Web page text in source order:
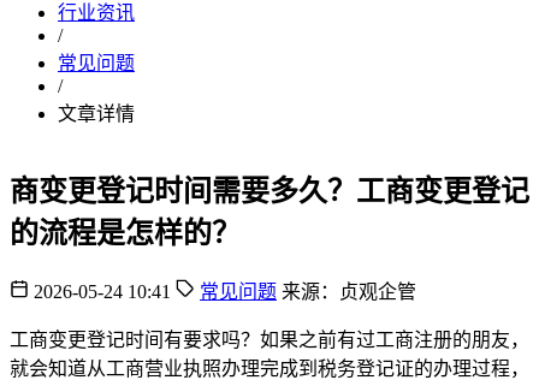
行业资讯
/
常见问题
/
文章详情
商变更登记时间需要多久？工商变更登记
的流程是怎样的？
2026-05-24 10:41 常见问题 来源：贞观企管
工商变更登记时间有要求吗？如果之前有过工商注册的朋友，
就会知道从工商营业执照办理完成到税务登记证的办理过程，